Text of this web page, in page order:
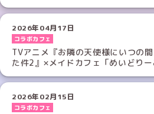
2026年04月17日
コラボカフェ
TVアニメ『お隣の天使様にいつの
た件2』×メイドカフェ「めいどり
2026年02月15日
コラボカフェ